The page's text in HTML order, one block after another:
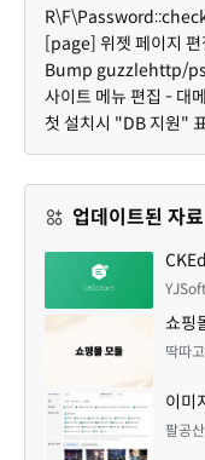
사이트 메뉴 편집 - 대
첫 설치시 "DB 지원"
업데이트된 자료
YJSoft
쇼핑
딱따고
이미
팔공산